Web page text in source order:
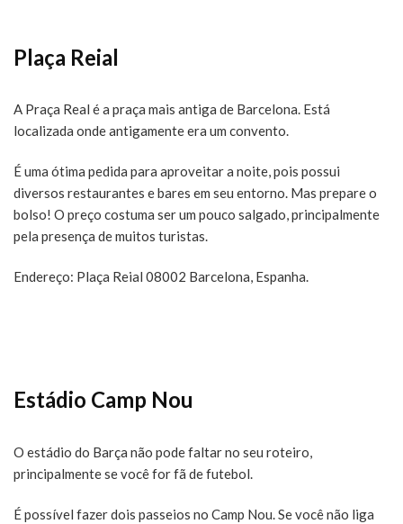
Plaça Reial
A Praça Real é a praça mais antiga de Barcelona. Está
localizada onde antigamente era um convento.
É uma ótima pedida para aproveitar a noite, pois possui
diversos restaurantes e bares em seu entorno. Mas prepare o
bolso! O preço costuma ser um pouco salgado, principalmente
pela presença de muitos turistas.
Endereço: Plaça Reial 08002 Barcelona, Espanha.
Estádio Camp Nou
O estádio do Barça não pode faltar no seu roteiro,
principalmente se você for fã de futebol.
É possível fazer dois passeios no Camp Nou. Se você não liga